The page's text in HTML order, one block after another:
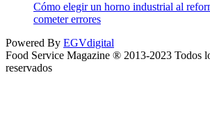
Cómo elegir un horno industrial al
cometer errores
Powered By EGVdigital
Food Service Magazine ® 2013-2023 Todos
reservados